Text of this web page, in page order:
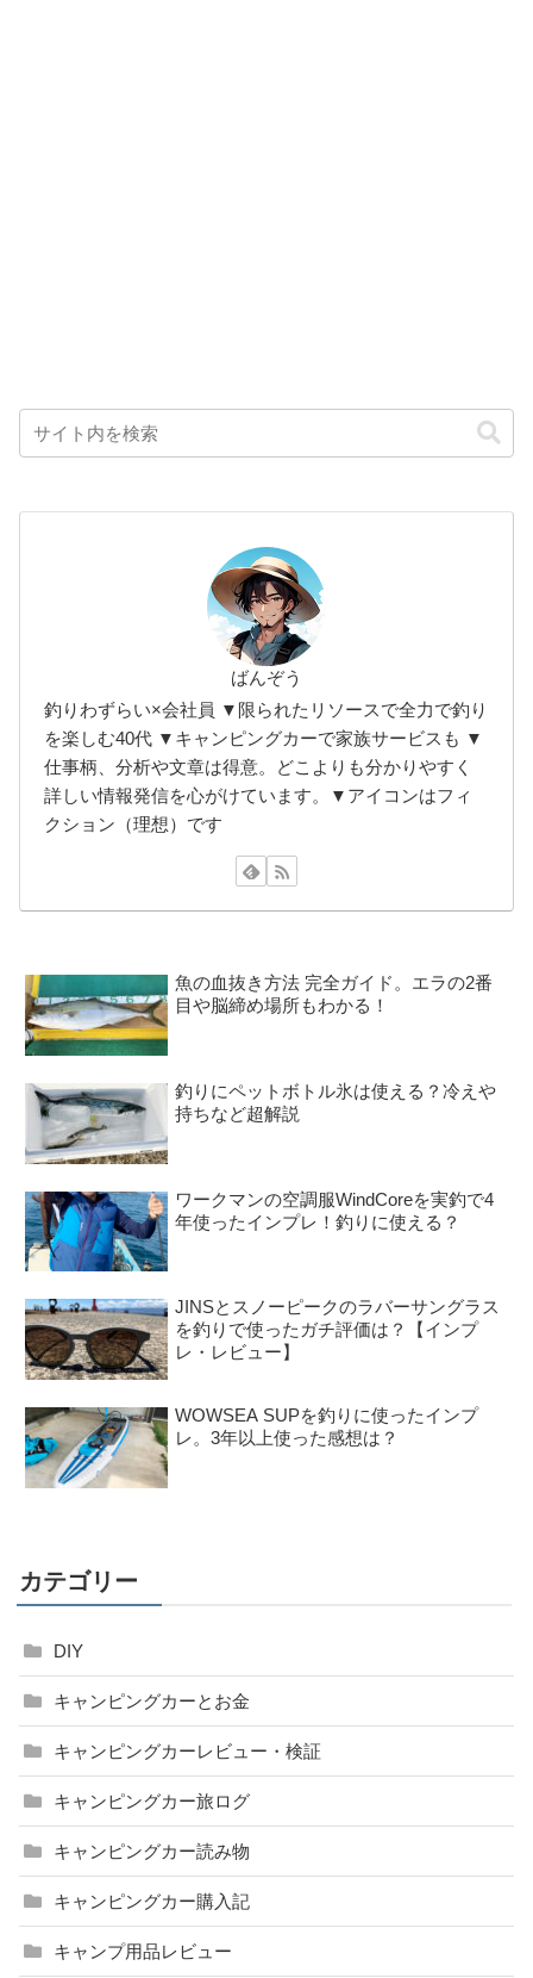
ばんぞう
釣りわずらい×会社員 ▼限られたリソースで全力で釣り
を楽しむ40代 ▼キャンピングカーで家族サービスも ▼
仕事柄、分析や文章は得意。どこよりも分かりやすく
詳しい情報発信を心がけています。▼アイコンはフィ
クション（理想）です
魚の血抜き方法 完全ガイド。エラの2番
目や脳締め場所もわかる！
釣りにペットボトル氷は使える？冷えや
持ちなど超解説
ワークマンの空調服WindCoreを実釣で4
年使ったインプレ！釣りに使える？
JINSとスノーピークのラバーサングラス
を釣りで使ったガチ評価は？【インプ
レ・レビュー】
WOWSEA SUPを釣りに使ったインプ
レ。3年以上使った感想は？
カテゴリー
DIY
キャンピングカーとお金
キャンピングカーレビュー・検証
キャンピングカー旅ログ
キャンピングカー読み物
キャンピングカー購入記
キャンプ用品レビュー